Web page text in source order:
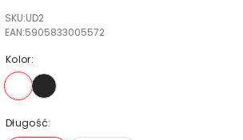
SKU:UD2
EAN:5905833005572
Kolor:
Wariant wyprzedany lub niedostępny
Wariant wyprzedany lub niedostępny
Długość: